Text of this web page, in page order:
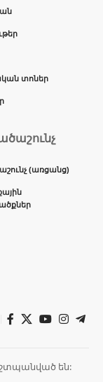
տոներ
(առցանց)
են: